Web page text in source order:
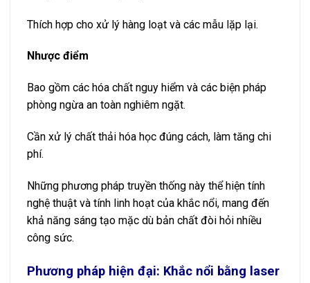
Thích hợp cho xử lý hàng loạt và các mẫu lặp lại.
Nhược điểm
Bao gồm các hóa chất nguy hiểm và các biện pháp
phòng ngừa an toàn nghiêm ngặt.
Cần xử lý chất thải hóa học đúng cách, làm tăng chi
phí.
Những phương pháp truyền thống này thể hiện tính
nghệ thuật và tính linh hoạt của khắc nổi, mang đến
khả năng sáng tạo mặc dù bản chất đòi hỏi nhiều
công sức.
Phương pháp hiện đại: Khắc nổi bằng laser